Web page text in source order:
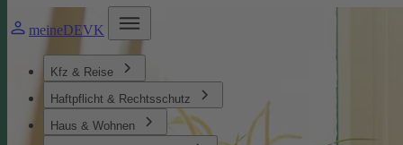
meineDEVK
Kfz & Reise
Haftpflicht & Rechtsschutz
Haus & Wohnen